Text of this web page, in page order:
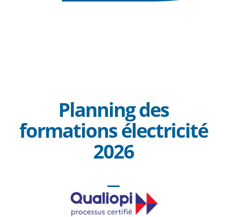
Planning des
formations électricité
2026